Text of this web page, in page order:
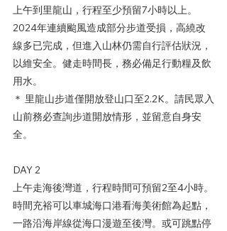
上午到里龍山，行程至少預留7小時以上。
2024年連續颱風造成部分步道受損，高繞改
線多已完成，但進入山林仍需自行評估狀況，
以維安全。健走時間長，務必備足行動糧及飲
用水。
＊ 里龍山步道僅開放登山口至2.2K。請民眾入
山前務必查詢步道開放情形，並留意自身安
全。
DAY 2
上午走海後灣道，行程時間可預留2至4小時。
時間充裕可以車城海口港看海美術館為起點，
一路沿海岸線從海口漫遊至後灣。或可跳點停